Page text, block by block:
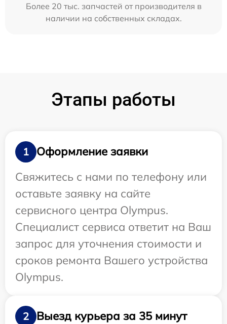
Более 20 тыс. запчастей от производителя в
наличии на собственных складах.
Этапы работы
1
Оформление заявки
Свяжитесь с нами по телефону или
оставьте заявку на сайте
сервисного центра Olympus.
Специалист сервиса ответит на Ваш
запрос для уточнения стоимости и
сроков ремонта Вашего устройства
Olympus.
2
Выезд курьера за 35 минут